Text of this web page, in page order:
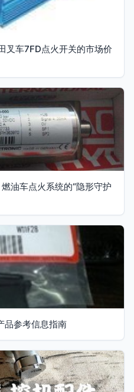
叉车7FD点火开关的市场价
油车点火系统的“隐形守护
品参考信息指南